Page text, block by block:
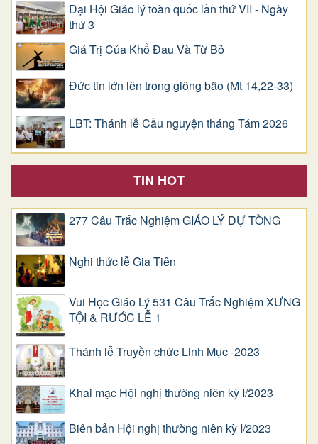
Đại Hội Giáo lý toàn quốc lần thứ VII - Ngày
thứ 3
Giá Trị Của Khổ Ðau Và Từ Bỏ
Đức tin lớn lên trong giông bão (Mt 14,22-33)
LBT: Thánh lễ Cầu nguyện tháng Tám 2026
TIN HOT
277 Câu Trắc Nghiệm GIÁO LÝ DỰ TÒNG
Nghi thức lễ Gia Tiên
Vui Học Giáo Lý 531 Câu Trắc Nghiệm XƯNG
TỘI & RƯỚC LỄ 1
Thánh lễ Truyền chức Linh Mục -2023
Khai mạc Hội nghị thường niên kỳ I/2023
Biên bản Hội nghị thường niên kỳ I/2023